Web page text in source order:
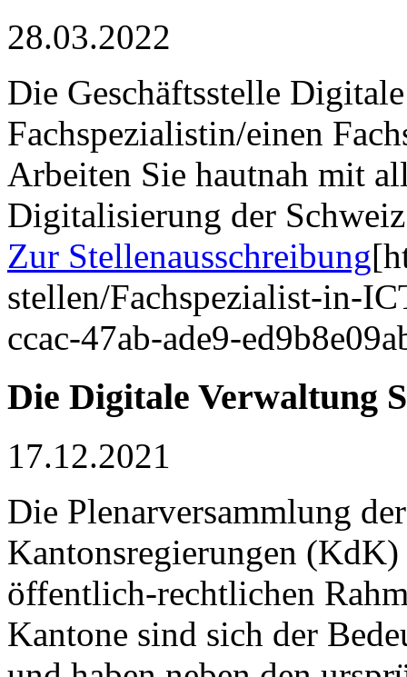
28.03.2022
Die Geschäftsstelle
Fachspezialistin/einen
Arbeiten Sie hautnah mit
Digitalisierung der
Zur Stellenausschreibung
stellen/Fachspezialist-in-
ccac-47ab-ade9-
Die Digitale Verwaltung
17.12.2021
Die Plenarversammlung
Kantonsregierungen
öffentlich-rechtlichen
Kantone sind sich der